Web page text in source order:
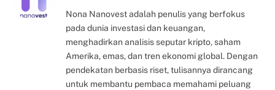
Nona Nanovest adalah penulis yang berfokus
pada dunia investasi dan keuangan,
menghadirkan analisis seputar kripto, saham
Amerika, emas, dan tren ekonomi global. Dengan
pendekatan berbasis riset, tulisannya dirancang
untuk membantu pembaca memahami peluang